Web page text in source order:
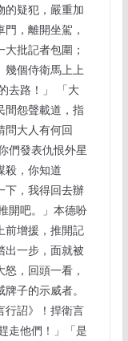
的疑犯，嚴重加
，離開坐駕，
批記者包圍；
幾個侍衛馬上上
去路！」 「大
間怨聲載道，指
問大人有何回
們發表仇恨外星
殺，你知道
下，我得回去辦
開吧。」本德吩
前增援，推開記
出一步，面就被
，回頭一看，
子的示威者。
行詔》！捍衛言
走他們！」「是